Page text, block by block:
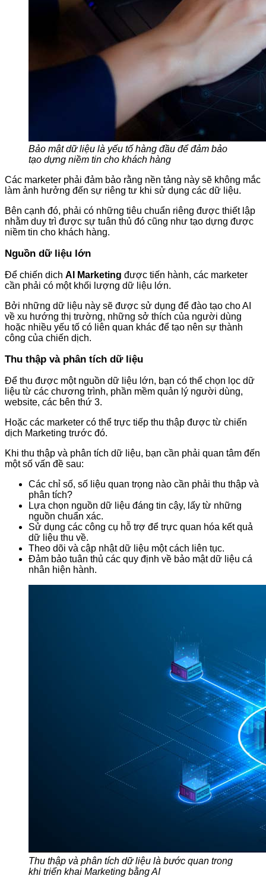
Bảo mật dữ liệu là yếu tố hàng đầu để đảm bảo
tạo dựng niềm tin cho khách hàng
Các marketer phải đảm bảo rằng nền tảng này sẽ không mắc
làm ảnh hưởng đến sự riêng tư khi sử dụng các dữ liệu.
Bên cạnh đó, phải có những tiêu chuẩn riêng được thiết lập
nhằm duy trì được sự tuân thủ đó cũng như tạo dựng được
niềm tin cho khách hàng.
Nguồn dữ liệu lớn
Để chiến dich AI Marketing được tiến hành, các marketer
cần phải có một khối lượng dữ liệu lớn.
Bởi những dữ liệu này sẽ được sử dụng để đào tạo cho AI
về xu hướng thị trường, những sở thích của người dùng
hoặc nhiều yếu tố có liên quan khác để tạo nên sự thành
công của chiến dịch.
Thu thập và phân tích dữ liệu
Để thu được một nguồn dữ liệu lớn, bạn có thể chọn lọc dữ
liệu từ các chương trình, phần mềm quản lý người dùng,
website, các bên thứ 3.
Hoặc các marketer có thể trực tiếp thu thập được từ chiến
dịch Marketing trước đó.
Khi thu thập và phân tích dữ liệu, bạn cần phải quan tâm đến
một số vấn đề sau:
Các chỉ số, số liệu quan trọng nào cần phải thu thập và
phân tích?
Lựa chọn nguồn dữ liệu đáng tin cậy, lấy từ những
nguồn chuẩn xác.
Sử dụng các công cụ hỗ trợ để trực quan hóa kết quả
dữ liệu thu về.
Theo dõi và cập nhật dữ liệu một cách liên tục.
Đảm bảo tuân thủ các quy định về bảo mật dữ liệu cá
nhân hiện hành.
Thu thập và phân tích dữ liệu là bước quan trong
khi triển khai Marketing bằng AI